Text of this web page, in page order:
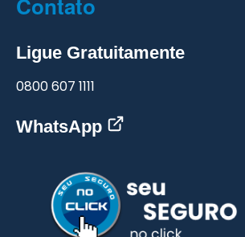
Contato
Ligue Gratuitamente
0800 607 1111
WhatsApp